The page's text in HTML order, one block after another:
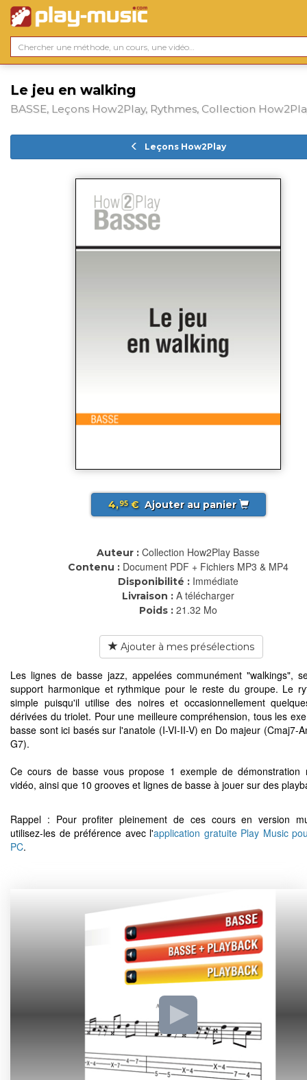
Le jeu en walking
BASSE, Leçons How2Play, Rythmes, Collection
Leçons How2Play
4,95€ Ajouter au panier
Auteur : Collection How2Play Basse
Contenu : Document PDF + Fichiers MP3 & MP4
Disponibilité : Immédiate
Livraison : A télécharger
Poids : 21.32 Mo
Ajouter à mes présélections
Les lignes de basse jazz, appelées communément "walkings",
support harmonique et rythmique pour le reste du groupe. Le
simple puisqu'il utilise des noires et occasionnellement
dérivées du triolet. Pour une meilleure compréhension, tous les
basse sont ici basés sur l'anatole (I-VI-II-V) en Do majeur (Cmaj7-
G7).
Ce cours de basse vous propose 1 exemple de démonstration
vidéo, ainsi que 10 grooves et lignes de basse à jouer sur des
Rappel : Pour profiter pleinement de ces cours en version
utilisez-les de préférence avec l'application gratuite Play Music
PC.